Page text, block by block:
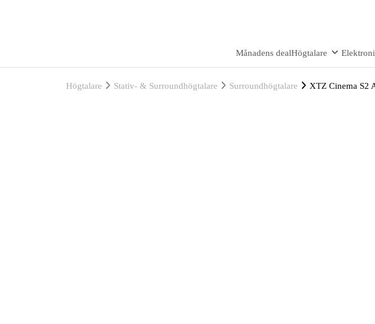
Månadens dealHögtalare
Högtalare Stativ- & Surroundhögtalare Surroundhögtalare XTZ Cinema S2